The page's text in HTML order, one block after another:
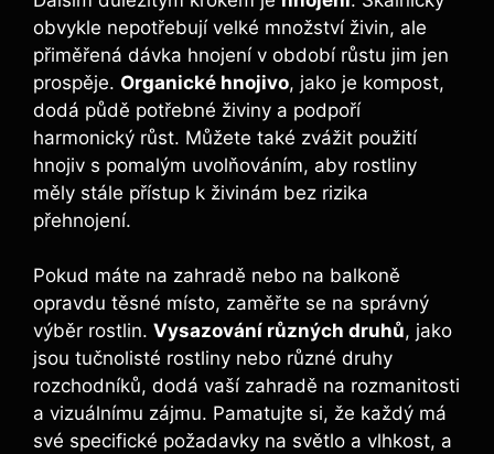
obvykle nepotřebují velké množství živin, ale
přiměřená dávka hnojení v období růstu jim jen
prospěje. Organické hnojivo, jako je kompost,
dodá půdě potřebné živiny a podpoří
harmonický růst. Můžete také zvážit použití
hnojiv s pomalým uvolňováním, aby rostliny
měly stále přístup k živinám bez rizika
přehnojení.
Pokud máte na zahradě nebo na balkoně
opravdu těsné místo, zaměřte se na správný
výběr rostlin. Vysazování různých druhů, jako
jsou tučnolisté rostliny nebo různé druhy
rozchodníků, dodá vaší zahradě na rozmanitosti
a vizuálnímu zájmu. Pamatujte si, že každý má
své specifické požadavky na světlo a vlhkost, a